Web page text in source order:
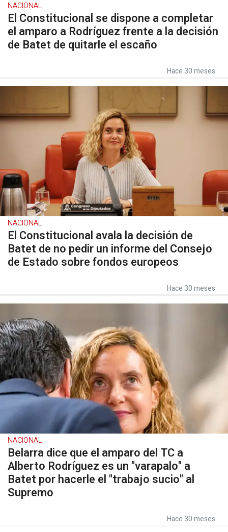
NACIONAL
El Constitucional se dispone a completar
el amparo a Rodríguez frente a la decisión
de Batet de quitarle el escaño
Hace 30 meses
NACIONAL
El Constitucional avala la decisión de
Batet de no pedir un informe del Consejo
de Estado sobre fondos europeos
Hace 30 meses
NACIONAL
Belarra dice que el amparo del TC a
Alberto Rodríguez es un "varapalo" a
Batet por hacerle el "trabajo sucio" al
Supremo
Hace 30 meses